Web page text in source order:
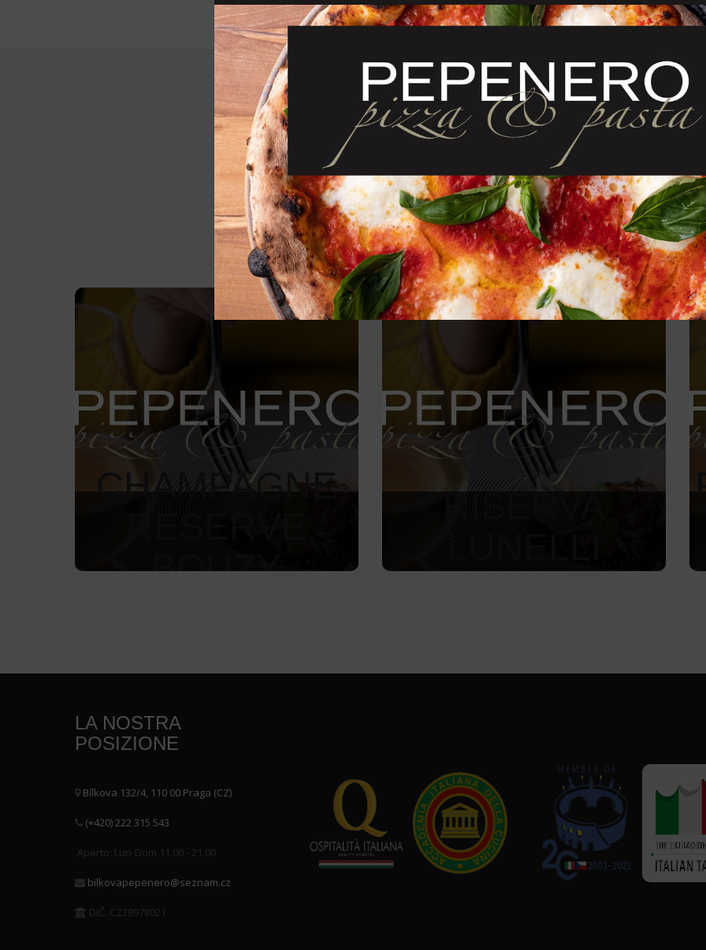
RELATED
CHAMPAGNE
BOUZY
RISERVA
LA NOSTRA
POSIZIONE
Bílkova 132/4, 110 00 Praga (CZ)
(+420) 222 315 543
Aperto: Lun-Dom 11.00 - 21.00
bilkovapepenero@seznam.cz
DIČ: CZ28978021